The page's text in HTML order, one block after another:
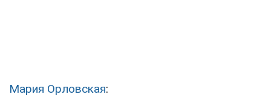
Мария Орловская: